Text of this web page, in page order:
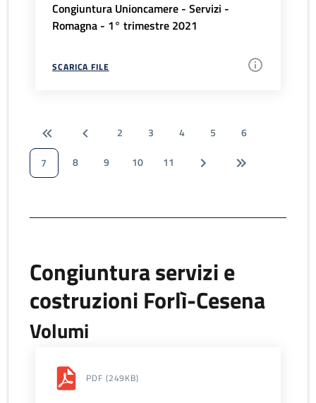
Congiuntura Unioncamere - Servizi -
Romagna - 1° trimestre 2021
SCARICA FILE
2 3 4 5
6
7
8 9 10 11
Congiuntura servizi e
costruzioni Forlì-Cesena
Volumi
PDF (249KB)